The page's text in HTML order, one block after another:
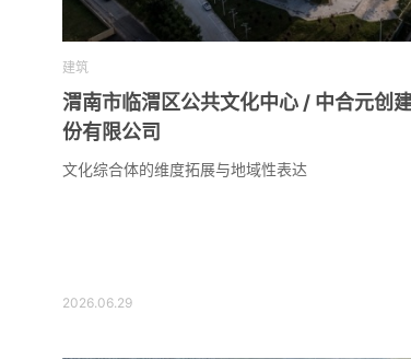
建筑
渭南市临渭区公共文化中心 / 中合元创
份有限公司
文化综合体的维度拓展与地域性表达
2026.06.29